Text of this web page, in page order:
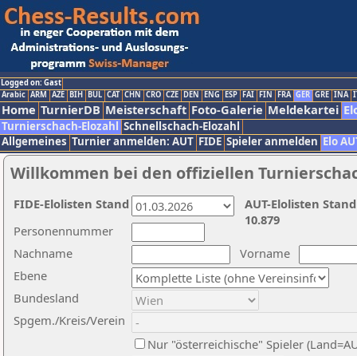
Logged on: Gast
Arabic ARM AZE BIH BUL CAT CHN CRO CZE DEN ENG ESP FAI FIN FRA GER GRE INA
Home TurnierDB Meisterschaft Foto-Galerie Meldekartei
Turnierschach-Elozahl Schnellschach-Elozahl
Allgemeines Turnier anmelden: AUT FIDE Spieler anmelden Elo
Willkommen bei den offiziellen
Nachname
Vorname
Ebene
Personennummer
Bundesland
Spgem./Kreis/Verein
Nur "österreichische" Spieler
AUT-Elolisten
10.879
FIDE-Elolisten Stand